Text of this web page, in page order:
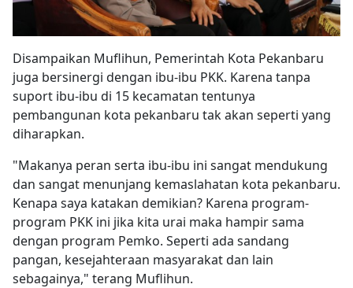
Disampaikan Muflihun, Pemerintah Kota Pekanbaru
juga bersinergi dengan ibu-ibu PKK. Karena tanpa
suport ibu-ibu di 15 kecamatan tentunya
pembangunan kota pekanbaru tak akan seperti yang
diharapkan.
"Makanya peran serta ibu-ibu ini sangat mendukung
dan sangat menunjang kemaslahatan kota pekanbaru.
Kenapa saya katakan demikian? Karena program-
program PKK ini jika kita urai maka hampir sama
dengan program Pemko. Seperti ada sandang
pangan, kesejahteraan masyarakat dan lain
sebagainya," terang Muflihun.